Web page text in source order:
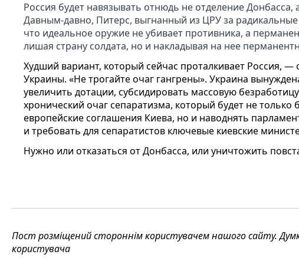
Россия будет навязывать отнюдь не отделение
Давным-давно, Питерс, выгнанный из ЦРУ за радикальные
что идеальное оружие не убивает противника, а
лишая страну солдата, но и накладывая на нее
Худший вариант, который сейчас проталкивает Россия, —
Украины. «Не трогайте очаг гангрены». Украина
увеличить дотации, субсидировать массовую
хронический очаг сепаратизма, который будет не только
европейские соглашения Киева, но и наводнять
и требовать для сепаратистов ключевые киевские
Нужно или отказаться от Донбасса, или уничтожить
Пост розміщений стороннім користувачем нашого сайту.
користувача